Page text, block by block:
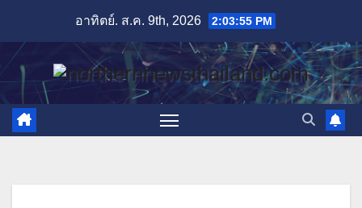
content
อาทิตย์. ส.ค. 9th, 2026 2:03:56 PM